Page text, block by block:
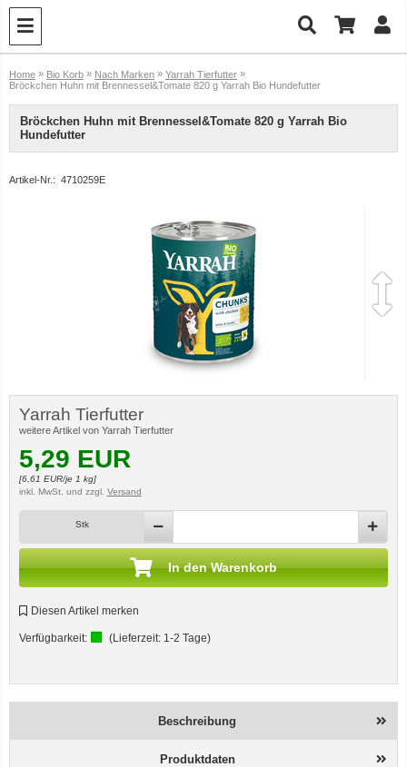
Home » Bio Korb » Nach Marken » Yarrah Tierfutter »
Bröckchen Huhn mit Brennessel&Tomate 820 g Yarrah Bio Hundefutter
Bröckchen Huhn mit Brennessel&Tomate 820 g Yarrah Bio
Hundefutter
Artikel-Nr.: 4710259E
Yarrah Tierfutter
weitere Artikel von Yarrah Tierfutter
5,29 EUR
[6,61 EUR/je 1 kg]
inkl. MwSt. und zzgl. Versand
Stk
In den Warenkorb
Diesen Artikel merken
Verfügbarkeit: (Lieferzeit: 1-2 Tage)
Beschreibung
Produktdaten